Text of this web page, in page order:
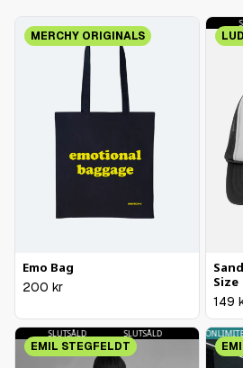
Emo Bag
200 kr
MERCHY ORIGINALS
Size
149
SLUTSÅLD SLUTSÅLD SLUTSÅLD
EMIL STEGFELDT
LIMITED EDITIONLIMITED EDITION